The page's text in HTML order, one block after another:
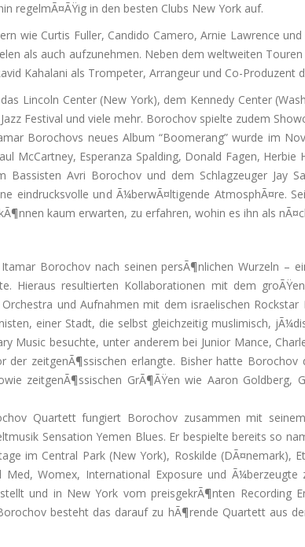
regelmÃ¤ÃŸig in den besten Clubs New York auf.
wie Curtis Fuller, Candido Camero, Arnie Lawrence
als auch aufzunehmen. Neben dem weltweiten
Kahalani als Trompeter, Arrangeur und Co-Produzent
Lincoln Center (New York), dem Kennedy Center
Festival und viele mehr. Borochov spielte zudem
Borochovs neues Album “Boomerang” wurde im
McCartney, Esperanza Spalding, Donald Fagen,
Avri Borochov und dem Schlagzeuger Jay
eindrucksvolle und Ã¼berwÃ¤ltigende AtmosphÃ¤re.
kaum erwarten, zu erfahren, wohin es ihn als
Borochov nach seinen persÃ¶nlichen Wurzeln –
Hieraus resultierten Kollaborationen mit dem
und Aufnahmen mit dem israelischen
einer Stadt, die selbst gleichzeitig muslimisch,
Music besuchte, unter anderem bei Junior Mance,
zeitgenÃ¶ssischen erlangte. Bisher hatte
zeitgenÃ¶ssischen GrÃ¶ÃŸen wie Aaron
Quartett fungiert Borochov zusammen mit
Sensation Yemen Blues. Er bespielte bereits so
im Central Park (New York), Roskilde (DÃ¤nemark),
Womex, International Exposure und
und in New York vom preisgekrÃ¶nten Recording
besteht das darauf zu hÃ¶rende Quartett aus